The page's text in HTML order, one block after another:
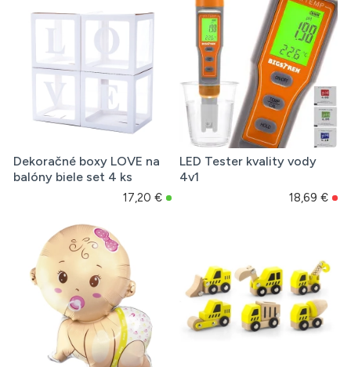
Dekoračné boxy LOVE na
balóny biele set 4 ks
17,20 €
LED Tester kvality vody
4v1
18,69 €